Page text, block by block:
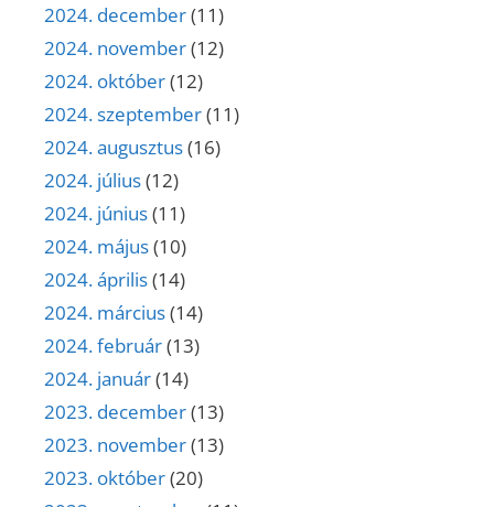
2024. december(11)
2024. november(12)
2024. október(12)
2024. szeptember(11)
2024. augusztus(16)
2024. július(12)
2024. június(11)
2024. május(10)
2024. április(14)
2024. március(14)
2024. február(13)
2024. január(14)
2023. december(13)
2023. november(13)
2023. október(20)